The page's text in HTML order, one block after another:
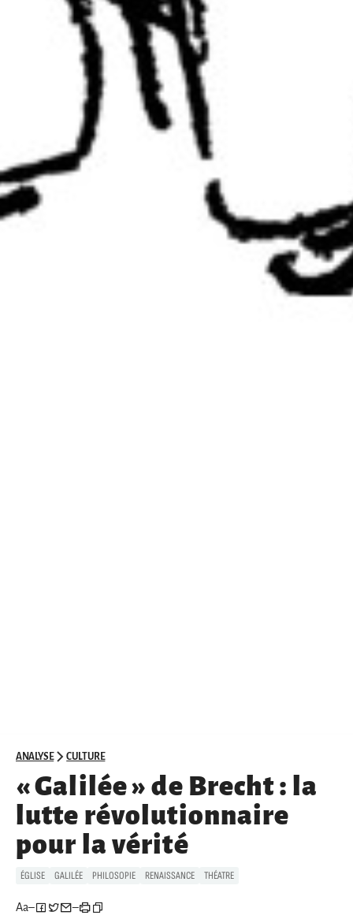
ANALYSE CULTURE
« Galilée » de Brecht : la
lutte révolutionnaire
pour la vérité
ÉGLISE GALILÉE PHILOSOPIE RENAISSANCE THÉATRE
Aa– –